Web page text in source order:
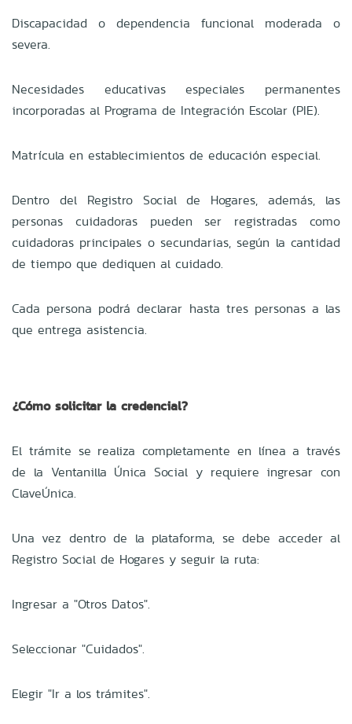
Discapacidad o dependencia funcional moderada o
severa.
Necesidades educativas especiales permanentes
incorporadas al Programa de Integración Escolar (PIE).
Matrícula en establecimientos de educación especial.
Dentro del Registro Social de Hogares, además, las
personas cuidadoras pueden ser registradas como
cuidadoras principales o secundarias, según la cantidad
de tiempo que dediquen al cuidado.
Cada persona podrá declarar hasta tres personas a las
que entrega asistencia.
¿Cómo solicitar la credencial?
El trámite se realiza completamente en línea a través
de la Ventanilla Única Social y requiere ingresar con
ClaveÚnica.
Una vez dentro de la plataforma, se debe acceder al
Registro Social de Hogares y seguir la ruta:
Ingresar a "Otros Datos".
Seleccionar "Cuidados".
Elegir "Ir a los trámites".